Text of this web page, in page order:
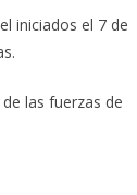
iniciados el 7 de
las fuerzas de